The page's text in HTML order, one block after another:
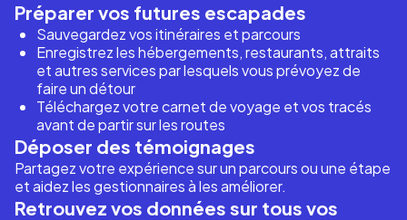
Préparer vos futures escapades
Sauvegardez vos itinéraires et parcours
Enregistrez les hébergements, restaurants, attraits
et autres services par lesquels vous prévoyez de
faire un détour
Téléchargez votre carnet de voyage et vos tracés
avant de partir sur les routes
Déposer des témoignages
Partagez votre expérience sur un parcours ou une étape
et aidez les gestionnaires à les améliorer.
Retrouvez vos données sur tous vos